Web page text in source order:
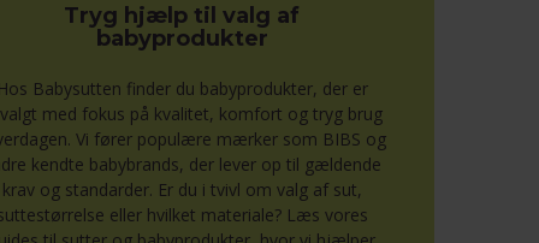
Tryg hjælp til valg af
babyprodukter
Hos Babysutten finder du babyprodukter, der er
med fokus på kvalitet, komfort og tryg brug
Vi fører populære mærker som BIBS og
kendte babybrands, der lever op til gældende
krav og standarder. Er du i tvivl om valg af sut,
eller hvilket materiale? Læs vores